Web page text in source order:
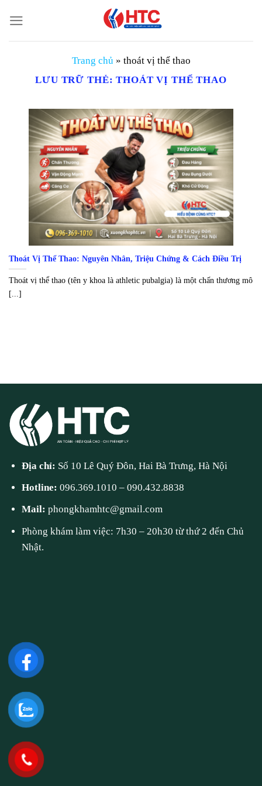
đến
nội
Trang chủ » thoát vị thể thao
LƯU TRỮ THẺ:THOÁT VỊ THỂ THAO
Thoát Vị Thể Thao: Nguyên Nhân, Triệu Chứng & Cách Điều Trị
Thoát vị thể thao (tên y khoa là athletic pubalgia) là một chấn thương mô
[...]
Địa chỉ: Số 10 Lê Quý Đôn, Hai Bà Trưng, Hà Nội
Hotline:096.369.1010 –090.432.8838
Mail:phongkhamhtc@gmail.com
Phòng khám làm việc: 7h30 – 20h30 từ thứ 2 đến Chủ
Nhật.